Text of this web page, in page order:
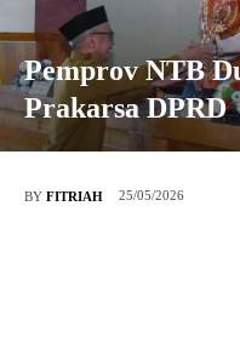
Pemprov NTB
Prakarsa DPRD
BY FITRIAH 25/05/2026